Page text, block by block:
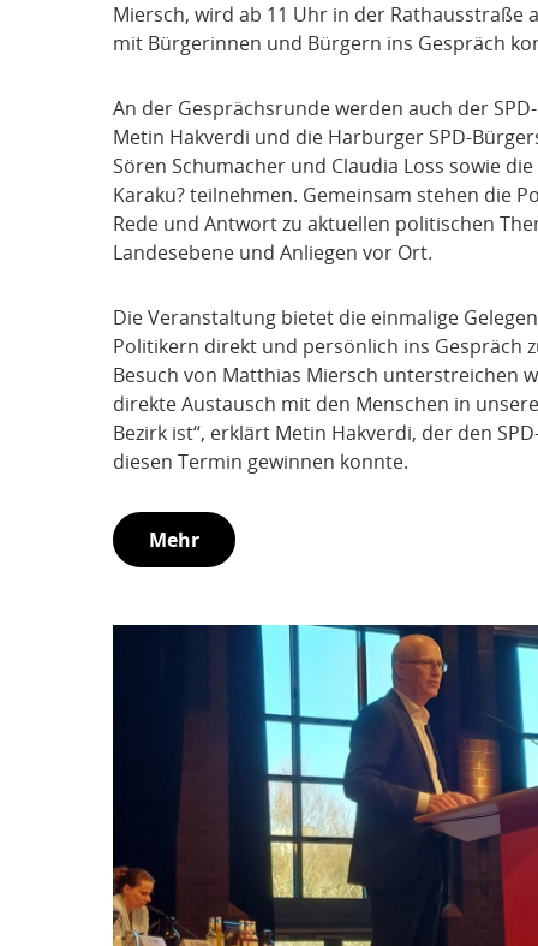
Miersch, wird ab 11 Uhr in der Rathausstraße
mit Bürgerinnen und Bürgern ins Gespräch
An der Gesprächsrunde werden auch der
Metin Hakverdi und die Harburger SPD-
Sören Schumacher und Claudia Loss sowie
Karaku? teilnehmen. Gemeinsam stehen die
Rede und Antwort zu aktuellen politischen
Landesebene und Anliegen vor Ort.
Die Veranstaltung bietet die einmalige
Politikern direkt und persönlich ins Gespräch
Besuch von Matthias Miersch unterstreichen
direkte Austausch mit den Menschen in
Bezirk ist“, erklärt Metin Hakverdi, der den
diesen Termin gewinnen konnte.
Mehr